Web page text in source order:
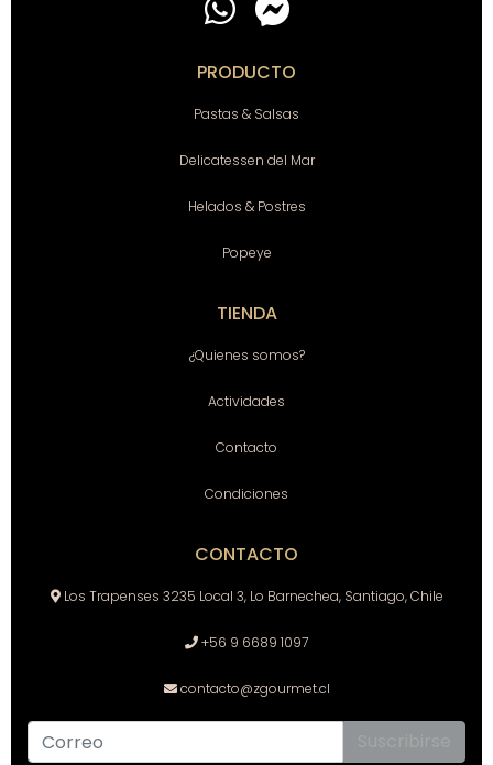
PRODUCTO
Pastas & Salsas
Delicatessen del Mar
Helados & Postres
Popeye
TIENDA
¿Quienes somos?
Actividades
Contacto
Condiciones
CONTACTO
Los Trapenses 3235 Local 3, Lo Barnechea, Santiago, Chile
+56 9 6689 1097
contacto@zgourmet.cl